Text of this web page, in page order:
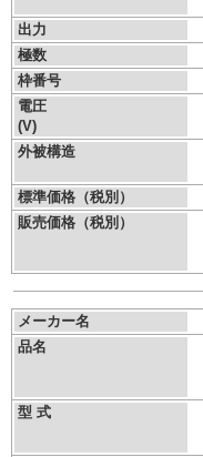
出力
極数
枠番号
電圧
(V)
外被構造
標準価格（税別）
販売価格（税別）
メーカー名
品名
型 式